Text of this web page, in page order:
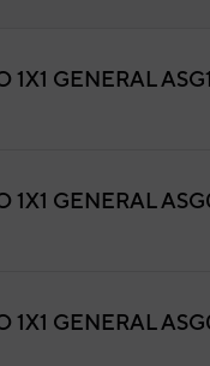
GENERAL
GENERAL
GENERAL